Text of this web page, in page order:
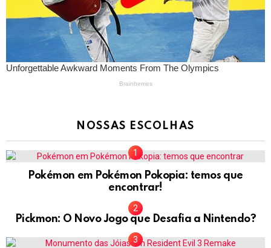
NOSSAS ESCOLHAS
Pokémon em Pokémon Pokopia: temos que
encontrar!
Pickmon: O Novo Jogo que Desafia a Nintendo?